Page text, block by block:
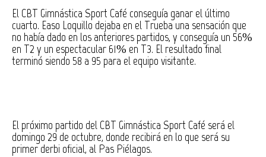
El CBT Gimnástica Sport Café conseguía ganar el último
cuarto. Easo Loquillo dejaba en el Trueba una sensación que
no había dado en los anteriores partidos, y conseguía un 56%
en T2 y un espectacular 61% en T3. El resultado final
terminó siendo 58 a 95 para el equipo visitante.
El próximo partido del CBT Gimnástica Sport Café será el
domingo 29 de octubre, donde recibirá en lo que será su
primer derbi oficial, al Pas Piélagos.